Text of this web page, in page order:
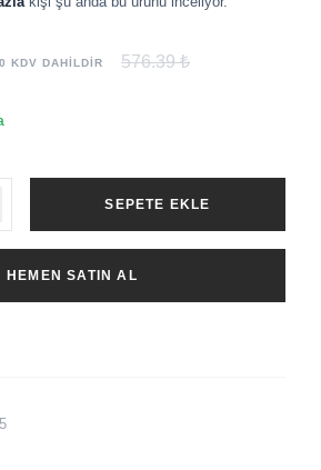
KDV DAHİLDİR 576.39 ₺
SEPETE EKLE
HEMEN SATIN AL